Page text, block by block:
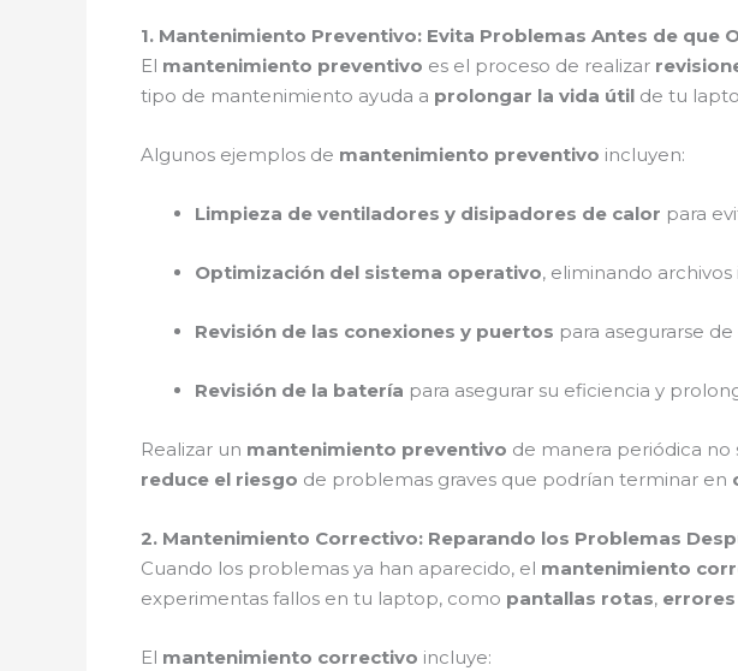
1. Mantenimiento Preventivo: Evita Problemas Antes de que
El mantenimiento preventivo es el proceso de realizar
tipo de mantenimiento ayuda a prolongar la vida útil de tu
Algunos ejemplos de mantenimiento preventivo incluyen:
Limpieza de ventiladores y disipadores de calor para
Optimización del sistema operativo, eliminando
Revisión de las conexiones y puertos para asegurarse
Revisión de la batería para asegurar su eficiencia y
Realizar un mantenimiento preventivo de manera periódica
reduce el riesgo de problemas graves que podrían terminar en
2. Mantenimiento Correctivo: Reparando los Problemas
Cuando los problemas ya han aparecido, el mantenimiento
experimentas fallos en tu laptop, como pantallas rotas,
El mantenimiento correctivo incluye: